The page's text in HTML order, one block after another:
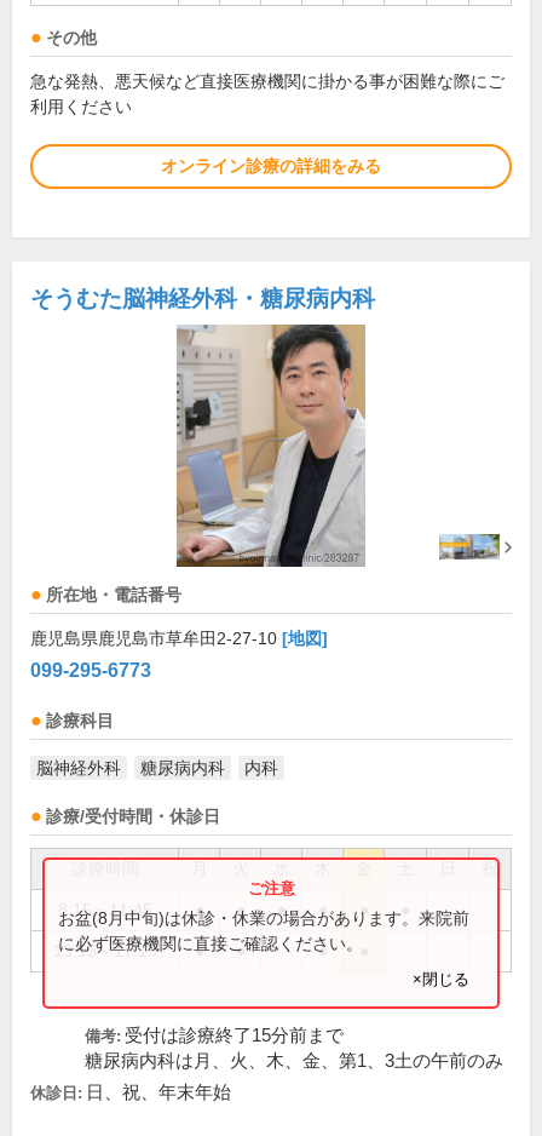
その他
急な発熱、悪天候など直接医療機関に掛かる事が困難な際にご
利用ください
オンライン診療の詳細をみる
そうむた脳神経外科・糖尿病内科
所在地・電話番号
鹿児島県鹿児島市草牟田2-27-10 [地図]
099-295-6773
診療科目
脳神経外科 糖尿病内科 内科
診療/受付時間・休診日
祝
8:15～11:45 ● ● ● ● ●
13:15～17:15 ● ● ●
お盆(8月中旬)は休診・休業の場合があります。来院前
に必ず医療機関に直接ご確認ください。
×閉じる
備考: 受付は診療終了15分前まで
糖尿病内科は月、火、木、金、第1、3土の午前のみ
休診日: 日、祝、年末年始